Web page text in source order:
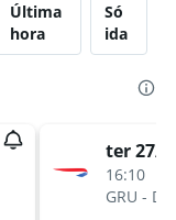
Última
hora
Só
ida
ter 27/
16:10
GRU -